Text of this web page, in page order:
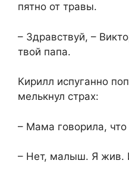
пятно от травы.
– Здравствуй, –
твой папа.
Кирилл испуганно
мелькнул страх:
– Мама говорила,
– Нет, малыш. Я жив.